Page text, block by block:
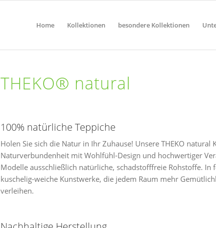
Home Kollektionen besondere Kollektionen
THEKO® natural
100% natürliche Teppiche
Holen Sie sich die Natur in Ihr Zuhause! Unsere THEKO natural
Naturverbundenheit mit Wohlfühl-Design und hochwertiger
Modelle ausschließlich natürliche, schadstofffreie Rohstoffe. In
kuschelig-weiche Kunstwerke, die jedem Raum mehr
verleihen.